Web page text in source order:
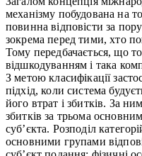
механізму побудована на
повинна відповісти за
зокрема перед тими, хто
Тому передбачається, що
відшкодуванням і така
З метою класифікації
підхід, коли система
його втрат і збитків. За
збитків за трьома
суб’єкта. Розподіл
основними групами